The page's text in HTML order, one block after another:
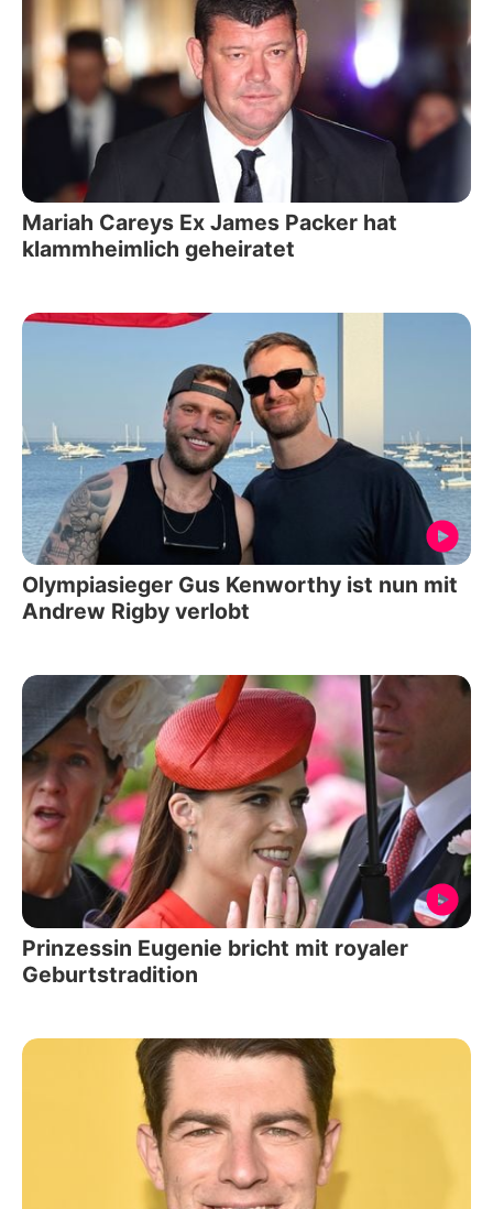
Mariah Careys Ex James Packer hat
klammheimlich geheiratet
Olympiasieger Gus Kenworthy ist nun mit
Andrew Rigby verlobt
Prinzessin Eugenie bricht mit royaler
Geburtstradition